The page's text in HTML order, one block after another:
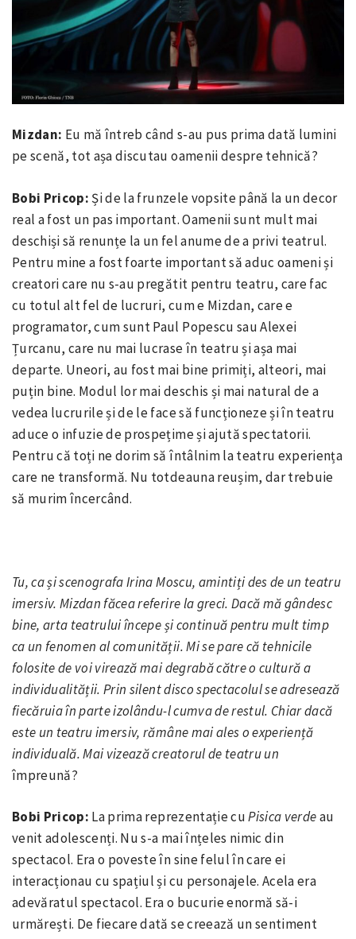
Mizdan: Eu mă întreb când s-au pus prima dată lumini
pe scenă, tot așa discutau oamenii despre tehnică?
Bobi Pricop: Și de la frunzele vopsite până la un decor
real a fost un pas important. Oamenii sunt mult mai
deschiși să renunțe la un fel anume de a privi teatrul.
Pentru mine a fost foarte important să aduc oameni și
creatori care nu s-au pregătit pentru teatru, care fac
cu totul alt fel de lucruri, cum e Mizdan, care e
programator, cum sunt Paul Popescu sau Alexei
Țurcanu, care nu mai lucrase în teatru și așa mai
departe. Uneori, au fost mai bine primiți, alteori, mai
puțin bine. Modul lor mai deschis și mai natural de a
vedea lucrurile și de le face să funcționeze și în teatru
aduce o infuzie de prospețime și ajută spectatorii.
Pentru că toți ne dorim să întâlnim la teatru experiența
care ne transformă. Nu totdeauna reușim, dar trebuie
să murim încercând.
Tu, ca și scenografa Irina Moscu, amintiți des de un teatru
imersiv. Mizdan făcea referire la greci. Dacă mă gândesc
bine, arta teatrului începe și continuă pentru mult timp
ca un fenomen al comunității. Mi se pare că tehnicile
folosite de voi virează mai degrabă către o cultură a
individualității. Prin silent disco spectacolul se adresează
fiecăruia în parte izolându-l cumva de restul. Chiar dacă
este un teatru imersiv, rămâne mai ales o experiență
individuală. Mai vizează creatorul de teatruun
împreună?
Bobi Pricop: La prima reprezentație cuPisica verdeau
venit adolescenți. Nu s-a mai înțeles nimic din
spectacol. Era o poveste în sine felul în care ei
interacționau cu spațiul și cu personajele. Acela era
adevăratul spectacol. Era o bucurie enormă să-i
urmărești. De fiecare dată se creează un sentiment